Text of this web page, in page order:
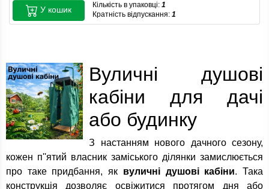
Кількість в упаковці: 1
Кратність відпускання: 1
У кошик
Вуличні душові
кабіни для дачі
або будинку
З настанням нового дачного сезону,
кожен п''ятий власник заміського ділянки замислюється
про таке придбання, як вуличні душові кабіни. Така
конструкція дозволяє освіжитися протягом дня або